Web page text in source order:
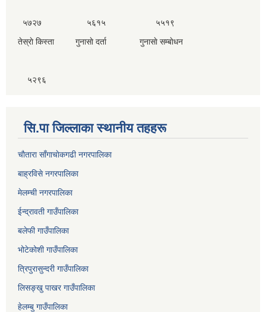
५७२७ ५६१५ ५५१९
तेस्राे किस्ता गुनासाे दर्ता गुनासाे सम्बाेधन
५२९६
सि.पा जिल्लाका स्थानीय तहहरू
चाैतारा साँगाचाेकगढी नगरपालिका
बाह्रविसे नगरपालिका
मेलम्ची नगरपालिका
ईन्द्रावती गाउँपालिका
बलेफी गाउँपालिका
भोटेकोशी गाउँपालिका
त्रिपुरासुन्दरी गाउँपालिका
लिसङ्खु पाखर गाउँपालिका
हेलम्बु गाउँपालिका